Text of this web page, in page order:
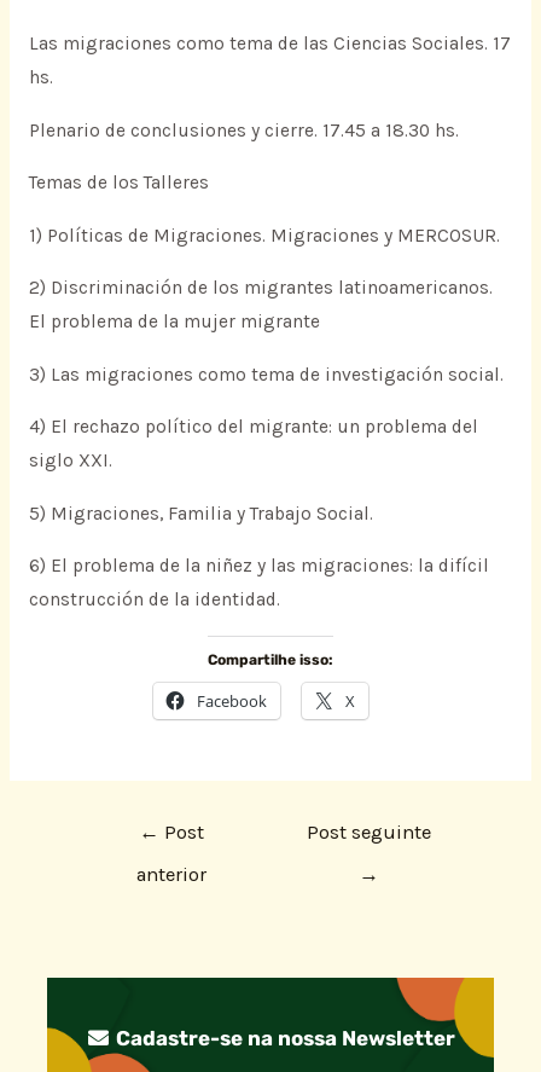
Las migraciones como tema de las Ciencias Sociales. 17
hs.
Plenario de conclusiones y cierre. 17.45 a 18.30 hs.
Temas de los Talleres
1) Políticas de Migraciones. Migraciones y MERCOSUR.
2) Discriminación de los migrantes latinoamericanos.
El problema de la mujer migrante
3) Las migraciones como tema de investigación social.
4) El rechazo político del migrante: un problema del
siglo XXI.
5) Migraciones, Familia y Trabajo Social.
6) El problema de la niñez y las migraciones: la difícil
construcción de la identidad.
Compartilhe isso:
Facebook X
← Post
anterior
Post seguinte
→
Cadastre-se na nossa Newsletter